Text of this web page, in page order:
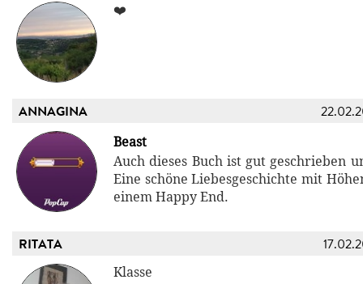
❤️
ANNAGINA
Beast
Auch dieses Buch ist gut geschrieben
Eine schöne Liebesgeschichte mit
einem Happy End.
RITATA
Klasse